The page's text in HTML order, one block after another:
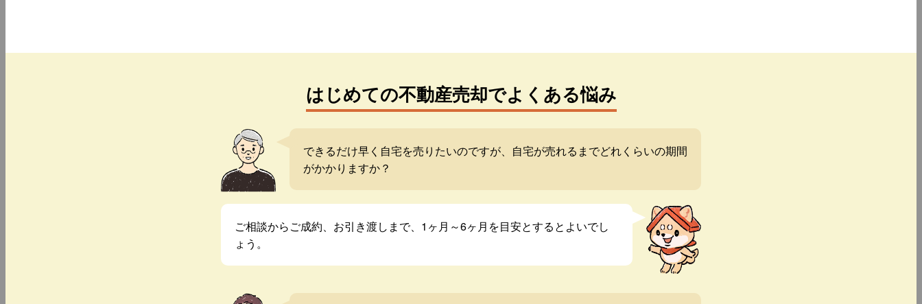
はじめての不動産売却でよくある悩み
できるだけ早く自宅を売りたいのですが、自宅が売れるまでどれくらいの期間
がかかりますか？
ご相談からご成約、お引き渡しまで、1ヶ月～6ヶ月を目安とするとよいでし
ょう。